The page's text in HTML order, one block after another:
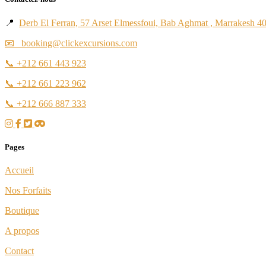
📍 Derb El Ferran, 57 Arset Elmessfoui, Bab Aghmat , Marrakesh
📧 booking@clickexcursions.com
📞 +212 661 443 923
📞 +212 661 223 962
📞 +212 666 887 333
Pages
Accueil
Nos Forfaits
Boutique
A propos
Contact